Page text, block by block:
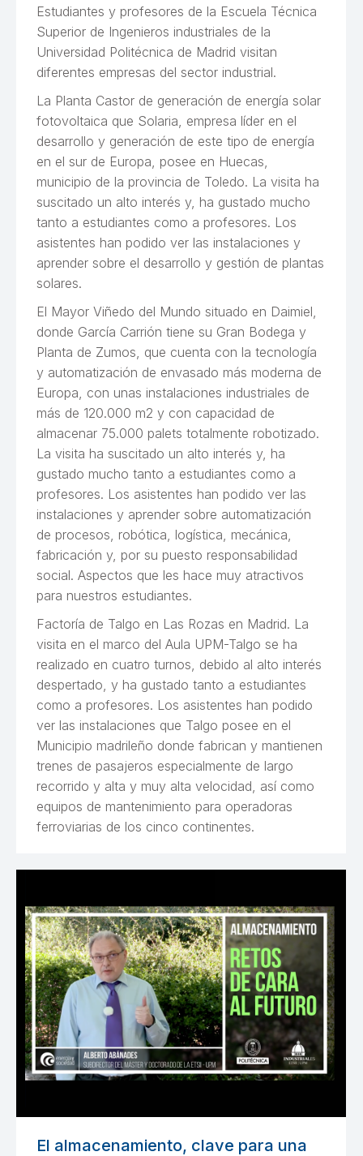
Estudiantes y profesores de la Escuela Técnica
Superior de Ingenieros industriales de la
Universidad Politécnica de Madrid visitan
diferentes empresas del sector industrial.
La Planta Castor de generación de energía solar
fotovoltaica que Solaria, empresa líder en el
desarrollo y generación de este tipo de energía
en el sur de Europa, posee en Huecas,
municipio de la provincia de Toledo. La visita ha
suscitado un alto interés y, ha gustado mucho
tanto a estudiantes como a profesores. Los
asistentes han podido ver las instalaciones y
aprender sobre el desarrollo y gestión de plantas
solares.
El Mayor Viñedo del Mundo situado en Daimiel,
donde García Carrión tiene su Gran Bodega y
Planta de Zumos, que cuenta con la tecnología
y automatización de envasado más moderna de
Europa, con unas instalaciones industriales de
más de 120.000 m2 y con capacidad de
almacenar 75.000 palets totalmente robotizado.
La visita ha suscitado un alto interés y, ha
gustado mucho tanto a estudiantes como a
profesores. Los asistentes han podido ver las
instalaciones y aprender sobre automatización
de procesos, robótica, logística, mecánica,
fabricación y, por su puesto responsabilidad
social. Aspectos que les hace muy atractivos
para nuestros estudiantes.
Factoría de Talgo en Las Rozas en Madrid. La
visita en el marco del Aula UPM-Talgo se ha
realizado en cuatro turnos, debido al alto interés
despertado, y ha gustado tanto a estudiantes
como a profesores. Los asistentes han podido
ver las instalaciones que Talgo posee en el
Municipio madrileño donde fabrican y mantienen
trenes de pasajeros especialmente de largo
recorrido y alta y muy alta velocidad, así como
equipos de mantenimiento para operadoras
ferroviarias de los cinco continentes.
El almacenamiento, clave para una